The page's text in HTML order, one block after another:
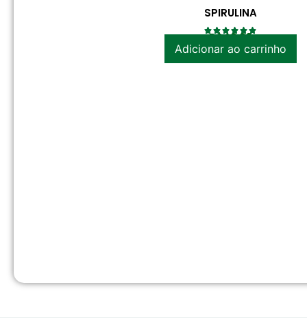
SPIRULINA
R$42.20
Adicionar ao carrinho